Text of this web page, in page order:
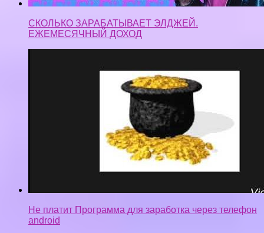
СКОЛЬКО ЗАРАБАТЫВАЕТ ЭЛДЖЕЙ.
ЕЖЕМЕСЯЧНЫЙ ДОХОД
Не платит Программа для заработка через телефон
android